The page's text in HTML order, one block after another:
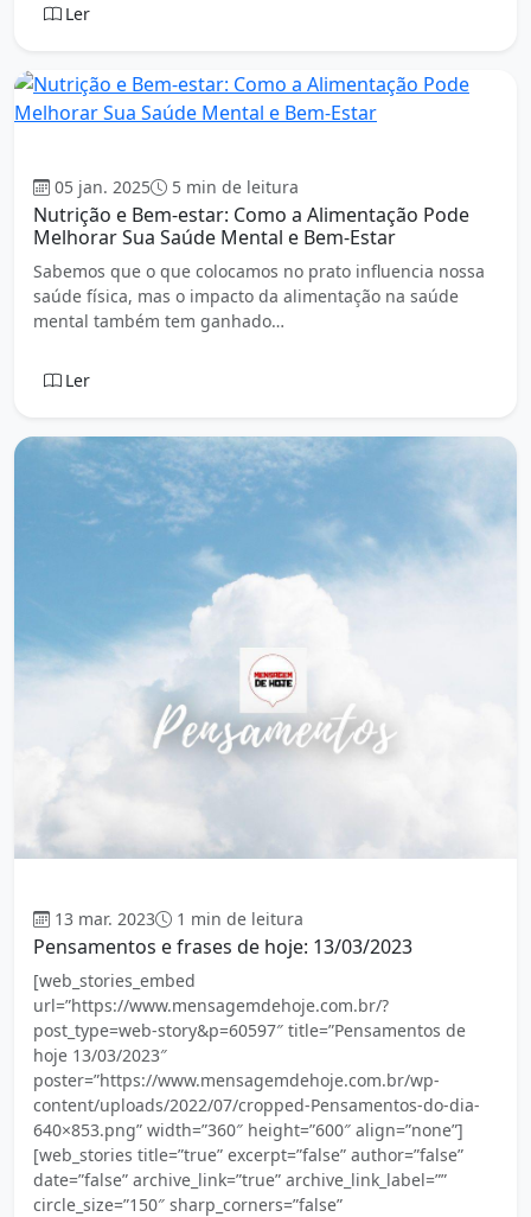
Ler
05 jan. 2025 5 min de leitura
Nutrição e Bem-estar: Como a Alimentação Pode
Melhorar Sua Saúde Mental e Bem-Estar
Sabemos que o que colocamos no prato influencia nossa
saúde física, mas o impacto da alimentação na saúde
mental também tem ganhado…
Ler
13 mar. 2023 1 min de leitura
Pensamentos e frases de hoje: 13/03/2023
[web_stories_embed
url=”https://www.mensagemdehoje.com.br/?
post_type=web-story&p=60597″ title=”Pensamentos de
hoje 13/03/2023″
poster=”https://www.mensagemdehoje.com.br/wp-
content/uploads/2022/07/cropped-Pensamentos-do-dia-
640×853.png” width=”360″ height=”600″ align=”none”]
[web_stories title=”true” excerpt=”false” author=”false”
date=”false” archive_link=”true” archive_link_label=””
circle_size=”150″ sharp_corners=”false”